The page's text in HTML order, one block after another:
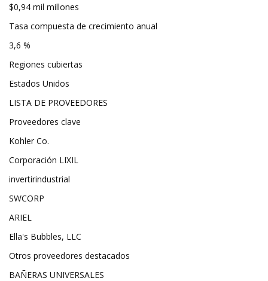
$0,94 mil millones
Tasa compuesta de crecimiento anual
3,6 %
Regiones cubiertas
Estados Unidos
LISTA DE PROVEEDORES
Proveedores clave
Kohler Co.
Corporación LIXIL
invertirindustrial
SWCORP
ARIEL
Ella's Bubbles, LLC
Otros proveedores destacados
BAÑERAS UNIVERSALES